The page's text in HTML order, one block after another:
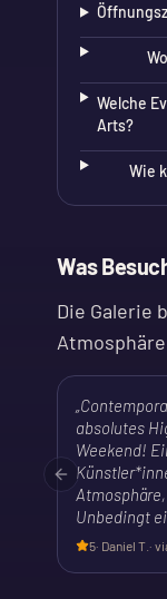
Welche
Arts?
Wie
Was
Die Galerie
„
absolutes
Weekend!
Unbedingt
5· Daniel T. ·
Previous slide